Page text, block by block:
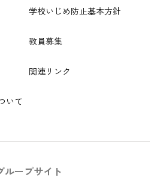
いて
学校いじめ防止基本方針
教員募集
関連リンク
ループサイト